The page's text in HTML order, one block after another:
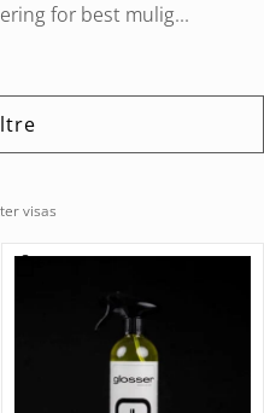
for best mulig...
visas